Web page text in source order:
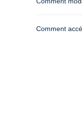
Comment